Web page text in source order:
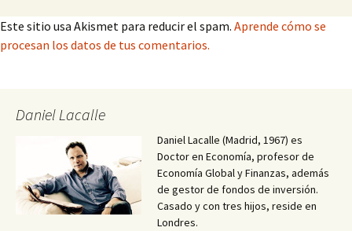
Este sitio usa Akismet para reducir el spam. Aprende cómo se
procesan los datos de tus comentarios.
Daniel Lacalle
Daniel Lacalle (Madrid, 1967) es
Doctor en Economía, profesor de
Economía Global y Finanzas, además
de gestor de fondos de inversión.
Casado y con tres hijos, reside en
Londres.